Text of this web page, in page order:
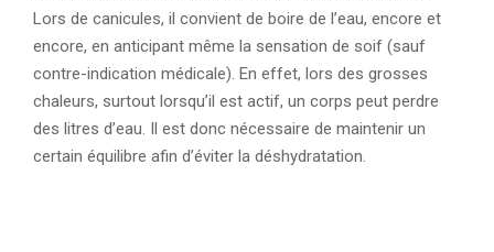
Lors de canicules, il convient de boire de l’eau, encore et
encore, en anticipant même la sensation de soif (sauf
contre-indication médicale). En effet, lors des grosses
chaleurs, surtout lorsqu’il est actif, un corps peut perdre
des litres d’eau. Il est donc nécessaire de maintenir un
certain équilibre afin d’éviter la déshydratation.